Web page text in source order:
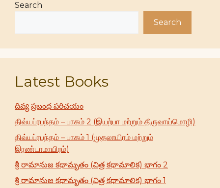
Search
Search
Latest Books
దివ్య ప్రబంధ పరిచయం
திவ்யப்ரபந்தம் – பாகம் 2 (இயற்பா மற்றும் திருவாய்மொழி)
திவ்யப்ரபந்தம் – பாகம் 1 (முதலாயிரம் மற்றும்
இரண்டாமாயிரம்)
శ్రీ రామానుజ కథామృతం (చిత్ర కథామాలిక) భాగం 2
శ్రీ రామానుజ కథామృతం (చిత్ర కథామాలిక) భాగం 1